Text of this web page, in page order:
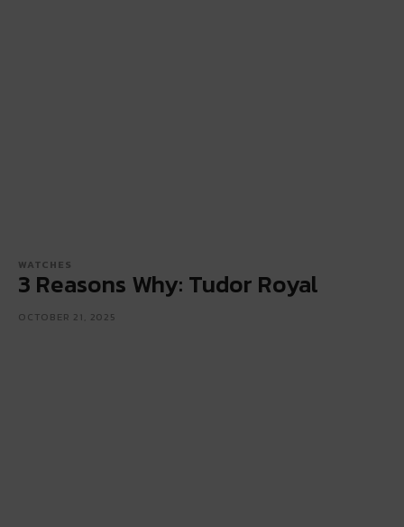
WATCHES
3 Reasons Why: Tudor Royal
OCTOBER 21, 2025